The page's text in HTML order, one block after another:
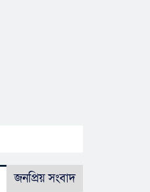
জনপ্রিয় সংবাদ